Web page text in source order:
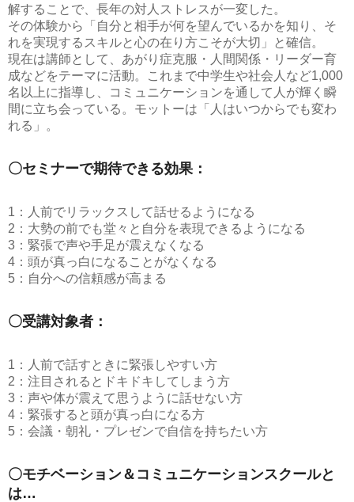
解することで、長年の対人ストレスが一変した。
その体験から「自分と相手が何を望んでいるかを知り、そ
れを実現するスキルと心の在り方こそが大切」と確信。
現在は講師として、あがり症克服・人間関係・リーダー育
成などをテーマに活動。これまで中学生や社会人など1,000
名以上に指導し、コミュニケーションを通して人が輝く瞬
間に立ち会っている。モットーは「人はいつからでも変わ
れる」。
〇セミナーで期待できる効果：
1：人前でリラックスして話せるようになる
2：大勢の前でも堂々と自分を表現できるようになる
3：緊張で声や手足が震えなくなる
4：頭が真っ白になることがなくなる
5：自分への信頼感が高まる
〇受講対象者：
1：人前で話すときに緊張しやすい方
2：注目されるとドキドキしてしまう方
3：声や体が震えて思うように話せない方
4：緊張すると頭が真っ白になる方
5：会議・朝礼・プレゼンで自信を持ちたい方
〇モチベーション＆コミュニケーションスクールと
は…